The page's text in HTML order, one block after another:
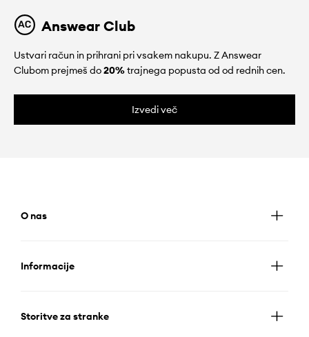
Answear Club
Ustvari račun in prihrani pri vsakem nakupu. Z Answear
Clubom prejmeš do20%trajnega popusta od od rednih cen.
Izvedi več
O nas
Informacije
Storitve za stranke